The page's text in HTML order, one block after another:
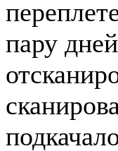
пару